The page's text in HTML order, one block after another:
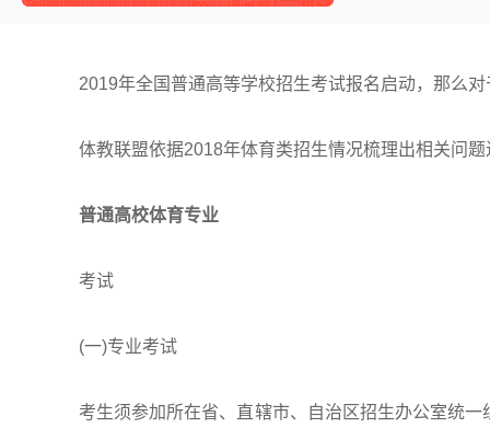
2019年全国普通高等学校招生考试报名启动，那么对
体教联盟依据2018年体育类招生情况梳理出相关问题
普通高校体育专业
考试
(一)专业考试
考生须参加所在省、直辖市、自治区招生办公室统一